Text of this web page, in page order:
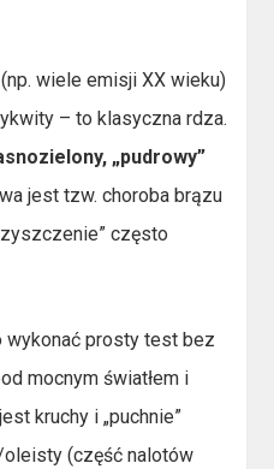
wiele emisji XX wieku)
– to klasyczna rdza.
„pudrowy”
jest tzw. choroba brązu
często
prosty test bez
mocnym światłem i
kruchy i „puchnie”
(część nalotów